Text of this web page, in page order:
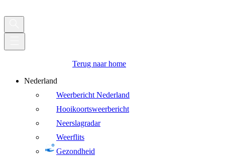
Terug naar home
Nederland
Weerbericht Nederland
Hooikoortsweerbericht
Neerslagradar
Weerflits
Gezondheid